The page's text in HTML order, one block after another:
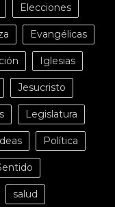
Elecciones
Evangélicas
Iglesias
Jesucristo
Legislatura
Política
salud